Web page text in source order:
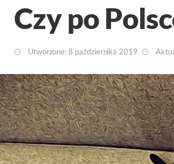
Czy po
Utworzone: 8 października 2019